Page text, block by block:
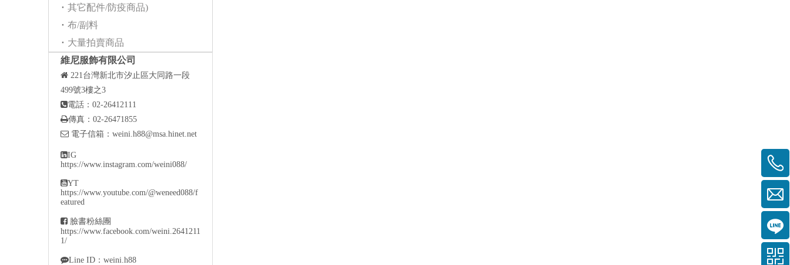
其它配件/防疫商品)
布/副料
大量拍賣商品
維尼服飾有限公司
 221台灣新北市汐止區大同路一段
499號3樓之3
電話：02-26412111
傳真：02-26471855
 電子信箱： weini.h88@msa.hinet.net
IG
https://www.instagram.com/weini088/
YT
https://www.youtube.com/@weneed088/f
eatured
 臉書粉絲團
https://www.facebook.com/weini.2641211
1/
Line ID：weini.h88